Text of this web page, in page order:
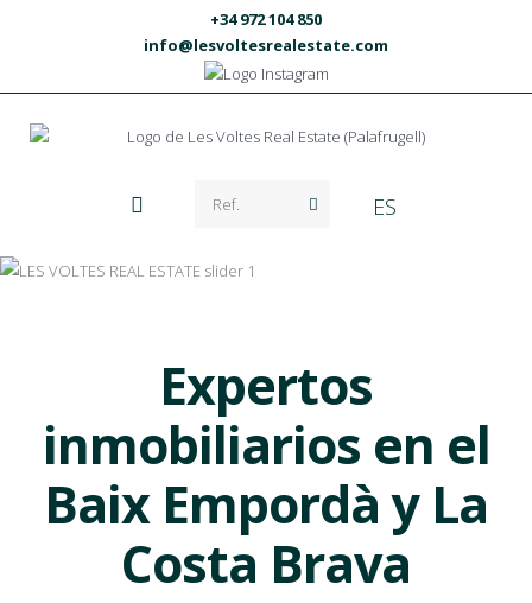
+34 972 104 850
info@lesvoltesrealestate.com
ES
Expertos
inmobiliarios en el
Baix Empordà y La
Costa Brava